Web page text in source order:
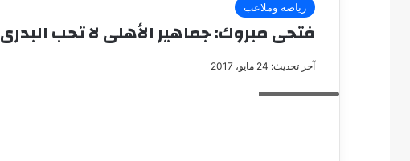
رياضة وملاعب
فتحى مبروك: جماهير الأهلى لا تحب البدرى
آخر تحديث: 24 مايو، 2017